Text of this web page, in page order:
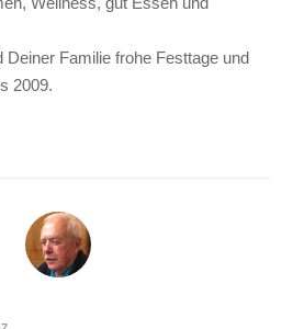
Familie frohe Festtage und
2009.